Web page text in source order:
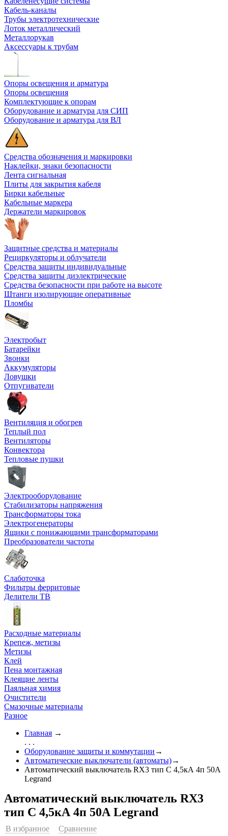
Кабель-каналы
Трубы электротехнические
Лоток металлический
Металлорукав
Аксессуары к трубам
Опоры освещения и арматура
Опоры освещения
Комплектующие к опорам
Оборудование и арматура для СИП
Оборудование и арматура для ВЛ
Средства обозначения и маркировки
Наклейки, знаки безопасности
Лента сигнальная
Плиты для закрытия кабеля
Бирки кабельные
Кабельные маркера
Держатели маркировок
Защитные средства и материалы
Рециркуляторы и облучатели
Средства защиты индивидуальные
Средства защиты диэлектрические
Средства безопасности при работе на высоте
Штанги изолирующие оперативные
Пломбы
Электробыт
Батарейки
Звонки
Аккумуляторы
Ловушки
Отпугиватели
Вентиляция и обогрев
Теплый пол
Вентиляторы
Конвектора
Тепловые пушки
Электрооборудование
Стабилизаторы напряжения
Трансформаторы тока
Электрогенераторы
Ящики с понижающими трансформаторами
Преобразователи частоты
Слаботочка
Фильтры ферритовые
Делители ТВ
Расходные материалы
Крепеж, метизы
Метизы
Клей
Пена монтажная
Клеящие ленты
Паяльная химия
Очистители
Смазочные материалы
Разное
Главная →
. . .
Оборудование защиты и коммутации →
Автоматические выключатели (автоматы)→
Автоматический выключатель RX3 тип C 4,5кА 4п 50А
Legrand
Автоматический выключатель RX3
тип C 4,5кА 4п 50А Legrand
В избранное Сравнение